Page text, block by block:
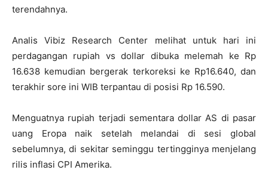
terendahnya.
Analis Vibiz Research Center melihat untuk hari ini
perdagangan rupiah vs dollar dibuka melemah ke Rp
16.638 kemudian bergerak terkoreksi ke Rp16.640, dan
terakhir sore ini WIB terpantau di posisi Rp 16.590.
Menguatnya rupiah terjadi sementara dollar AS di pasar
uang Eropa naik setelah melandai di sesi global
sebelumnya, di sekitar seminggu tertingginya menjelang
rilis inflasi CPI Amerika.